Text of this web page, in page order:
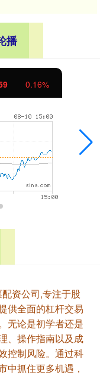
播
-1.00%
资公司,专注于股
供全面的杠杆交易
无论是初学者还是
、操作指南以及成
控制风险。通过科
中抓住更多机遇，